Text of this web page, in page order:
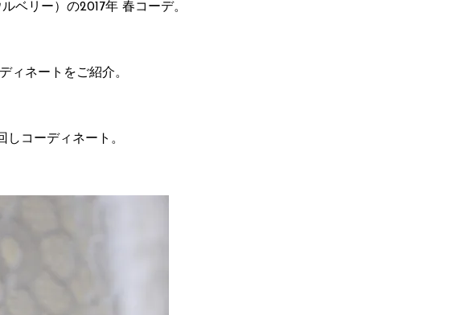
ベリー）の2017年 春コーデ。
ィネートをご紹介。
しコーディネート。